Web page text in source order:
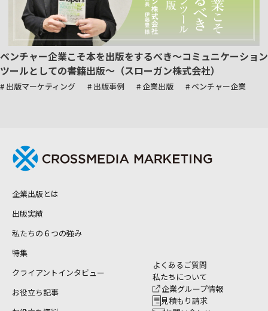
ベンチャー企業こそ本を出版をするべき～コミュニケーション
ツールとしての書籍出版～（スローガン株式会社）
# 出版マーケティング # 出版事例 # 企業出版 # ベンチャー企業
企業出版とは
出版実績
私たちの６つの強み
特集
クライアントインタビュー
お役立ち記事
よくあるご質問
私たちについて
企業グループ情報
見積もり請求